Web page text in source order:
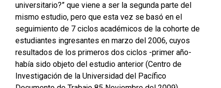
universitario?” que viene a ser la segunda parte del
mismo estudio, pero que esta vez se basó en el
seguimiento de 7 ciclos académicos de la cohorte de
estudiantes ingresantes en marzo del 2006, cuyos
resultados de los primeros dos ciclos -primer año-
había sido objeto del estudio anterior (Centro de
Investigación de la Universidad del Pacífico